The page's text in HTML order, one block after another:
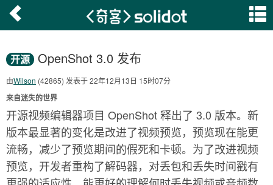
开源 OpenShot 3.0 发布
由Wilson (42865) 发表于 22年12月13日 15时07分
来自迷失的世界
开源视频编辑器项目 OpenShot 释出了 3.0 版本。新
版本最显著的变化是改进了视频预览，预览现在能更
流畅，减少了预览期间的假死和卡顿。为了改进视频
预览，开发者重构了解码器，对丢包和丢失时间戳有